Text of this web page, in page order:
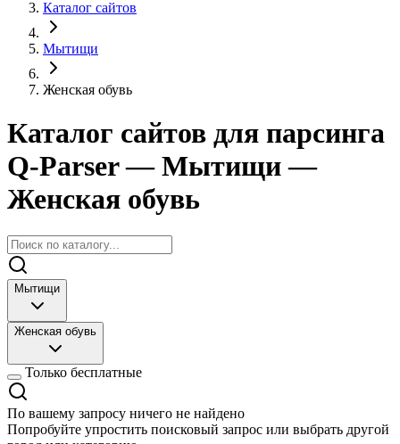
Каталог сайтов
Мытищи
Женская обувь
Каталог сайтов для парсинга
Q-Parser— Мытищи —
Женская обувь
Мытищи
Женская обувь
Только бесплатные
По вашему запросу ничего не найдено
Попробуйте упростить поисковый запрос или выбрать другой